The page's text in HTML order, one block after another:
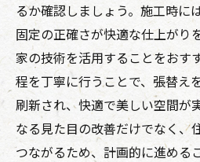
るか確認しましょう。施工時に
固定の正確さが快適な仕上がり
家の技術を活用することをおす
程を丁寧に行うことで、張替え
刷新され、快適で美しい空間が
なる見た目の改善だけでなく、
つながるため、計画的に進める